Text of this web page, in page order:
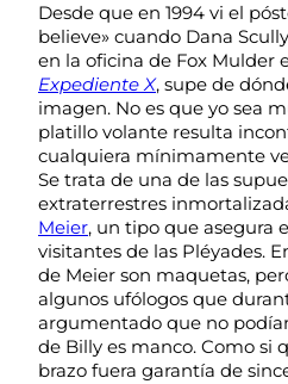
Desde que en 1994 vi el
believe» cuando Dana
en la oficina de Fox Mulder
Expediente X, supe de
imagen. No es que yo sea
platillo volante resulta
cualquiera mínimamente
Se trata de una de las
extraterrestres
Meier, un tipo que asegura
visitantes de las Pléyades.
de Meier son maquetas,
algunos ufólogos que
argumentado que no
de Billy es manco. Como si
brazo fuera garantía de